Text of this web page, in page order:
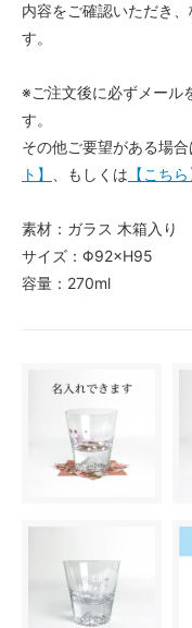
内容をご確認いただき
す。
※ご注文後に必ずメール
す。
その他ご要望がある場
ト】
、もしくは 【こちら
素材：ガラス 木箱入り
サイズ：Φ92×H95
容量：270ml